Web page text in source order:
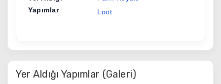
Yapımlar
Loot
Yer Aldığı Yapımlar (Galeri)